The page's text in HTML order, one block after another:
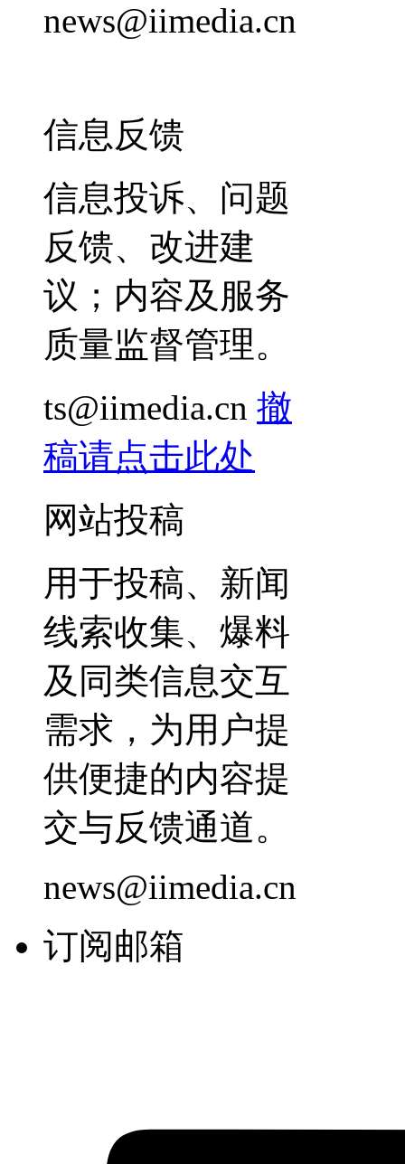
news@iimedia.cn
信息反馈
信息投诉、问题
反馈、改进建
议；内容及服务
质量监督管理。
ts@iimedia.cn 撤
稿请点击此处
网站投稿
用于投稿、新闻
线索收集、爆料
及同类信息交互
需求，为用户提
供便捷的内容提
交与反馈通道。
news@iimedia.cn
订阅邮箱